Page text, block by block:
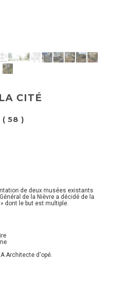
CITÉ
( 58 )
de deux musées existants
de la Nièvre a décidé de la
dont le but est multiple.
Architecte d'opé.